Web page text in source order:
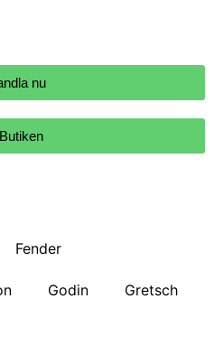
nu
Fender
Godin Gretsch